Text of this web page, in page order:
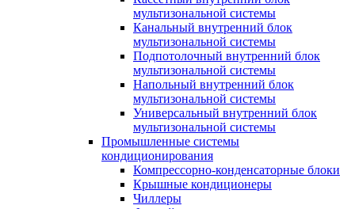
мультизональной системы
Канальный внутренний блок
мультизональной системы
Подпотолочный внутренний блок
мультизональной системы
Напольный внутренний блок
мультизональной системы
Универсальный внутренний блок
мультизональной системы
Промышленные системы
кондиционирования
Компрессорно-конденсаторные блоки
Крышные кондиционеры
Чиллеры